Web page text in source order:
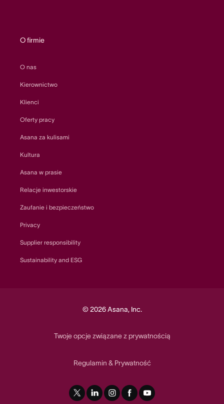
O firmie
O nas
Kierownictwo
Klienci
Oferty pracy
Asana za kulisami
Kultura
Asana w prasie
Relacje inwestorskie
Zaufanie i bezpieczeństwo
Privacy
Supplier responsibility
Sustainability and ESG
© 2026 Asana, Inc.
Twoje opcje związane z prywatnością
Regulamin & Prywatność